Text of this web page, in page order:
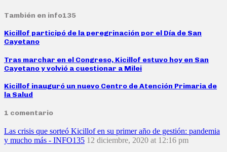
También en info135
Kicillof participó de la peregrinación por el Día de San
Cayetano
Tras marchar en el Congreso, Kicillof estuvo hoy en San
Cayetano y volvió a cuestionar a Milei
Kicillof inauguró un nuevo Centro de Atención Primaria de
la Salud
1 comentario
Las crisis que sorteó Kicillof en su primer año de gestión: pandemia
y mucho más - INFO135 12 diciembre, 2020 at 12:16 pm